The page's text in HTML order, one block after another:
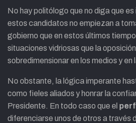
No hay politólogo que no diga que
estos candidatos no empiezan a
gobierno que en estos últimos
situaciones vidriosas que la
sobredimensionar en los medios y en
No obstante, la lógica imperante
como fieles aliados y honrar la
Presidente. En todo caso que el
diferenciarse unos de otros a través